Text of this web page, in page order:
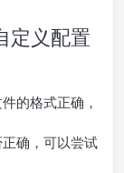
定义配置
的格式正确，
确，可以尝试